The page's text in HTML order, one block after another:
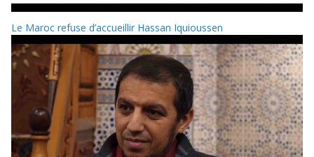
Le Maroc refuse d’accueillir Hassan Iquioussen